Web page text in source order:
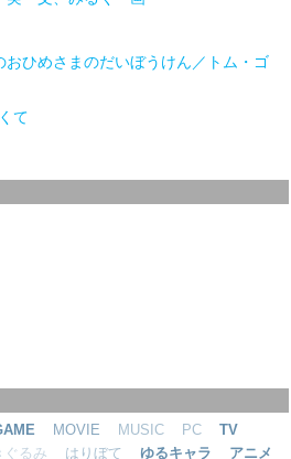
おひめさまのだいぼうけん／トム・ゴ
て
MOVIE MUSIC PC
TV
ぐるみ はりぼて ゆるキャラ
アニメ